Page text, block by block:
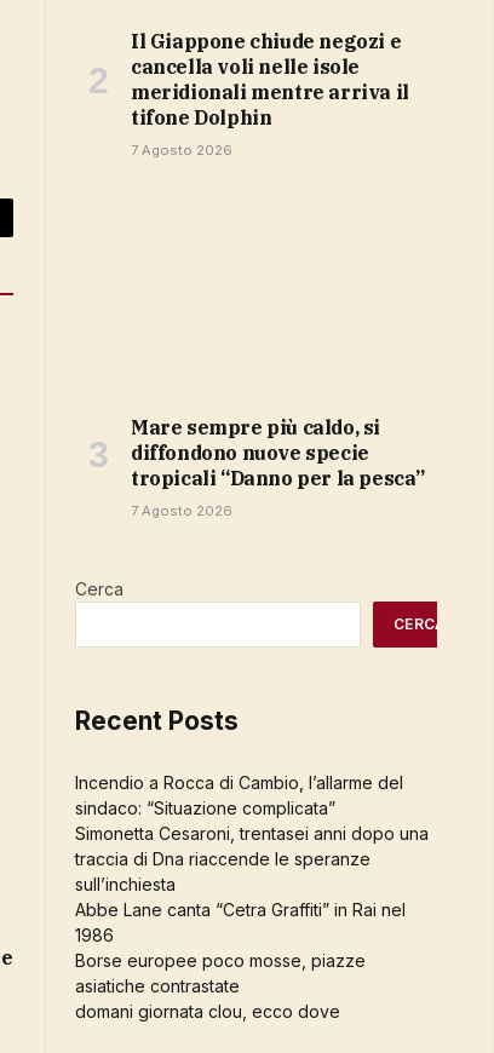
Il Giappone chiude negozi e
cancella voli nelle isole
meridionali mentre arriva il
tifone Dolphin
7 Agosto 2026
Mare sempre più caldo, si
diffondono nuove specie
tropicali “Danno per la pesca”
7 Agosto 2026
Cerca
CERCA
Recent Posts
Incendio a Rocca di Cambio, l’allarme del
sindaco: “Situazione complicata”
Simonetta Cesaroni, trentasei anni dopo una
traccia di Dna riaccende le speranze
sull’inchiesta
Abbe Lane canta “Cetra Graffiti” in Rai nel
1986
Borse europee poco mosse, piazze
asiatiche contrastate
domani giornata clou, ecco dove